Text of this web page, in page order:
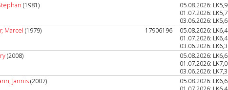
(1981)
05.08.2026: LK5,9
01.07.2026: LK5,7
03.06.2026: LK5,6
Marcel (1979) 17906196
05.08.2026: LK6,4
01.07.2026: LK6,4
03.06.2026: LK6,3
(2008)
05.08.2026: LK6,6
01.07.2026: LK7,0
03.06.2026: LK7,3
Jannis(2007)
05.08.2026: LK6,6